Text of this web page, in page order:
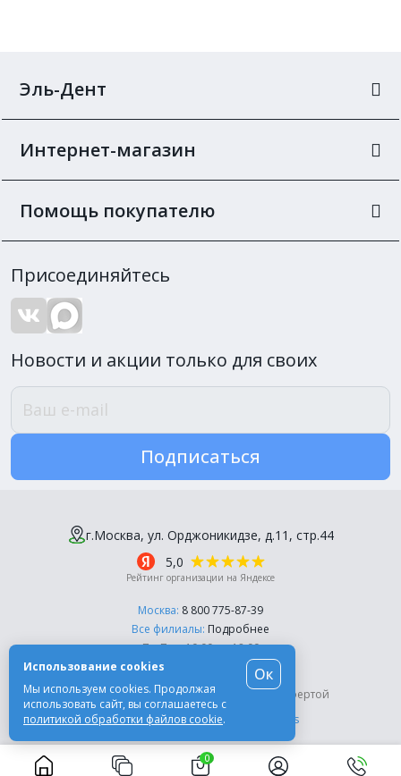
Эль-Дент
Интернет-магазин
Помощь покупателю
Присоединяйтесь
Новости и акции только для своих
Подписаться
© Компания «Эль-Дент», 2003-2026
Цены на сайте не являются публичной офертой
Разработка сайта -Moscow Dynamics
г.Москва, ул. Орджоникидзе, д.11, стр.44
5,0
Рейтинг организации на Яндексе
Москва: 8 800 775-87-39
Все филиалы: Подробнее
Пн-Пт, с 10:00 до 18:00
Использование cookies
Мы используем cookies. Продолжая
использовать сайт, вы соглашаетесь с
политикой обработки файлов cookie.
Ок
0